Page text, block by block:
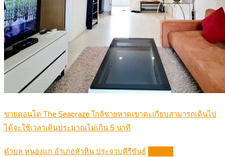
ขายคอนโด The Seacraze ใกล้ชายหาดเขาตะเกียบสามารถเดินไป
ได้จะใช้เวลาเดินประมาณไม่เกิน 5 นาที
ตำบล หนองแก อำเภอหัวหิน ประจวบคีรีขันธ์